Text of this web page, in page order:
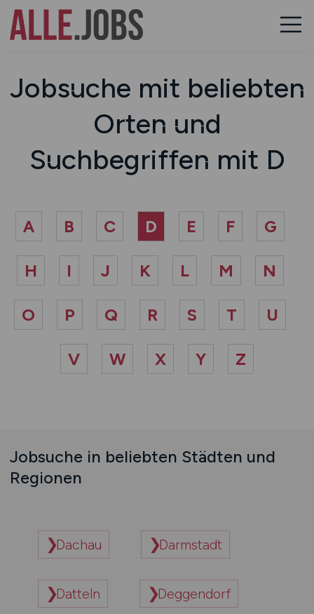
Jobsuche mit beliebten
Orten und
Suchbegriffen mit D
A B C D E F G
H I J K L M N
O P Q R S T U
V W X Y Z
Jobsuche in beliebten Städten und
Regionen
Dachau Darmstadt
Datteln Deggendorf